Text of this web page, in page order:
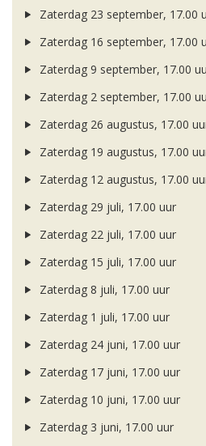
Zaterdag 23 september, 17.00
Zaterdag 16 september, 17.00
Zaterdag 9 september, 17.00
Zaterdag 2 september, 17.00
Zaterdag 26 augustus, 17.00
Zaterdag 19 augustus, 17.00
Zaterdag 12 augustus, 17.00
Zaterdag 29 juli, 17.00 uur
Zaterdag 22 juli, 17.00 uur
Zaterdag 15 juli, 17.00 uur
Zaterdag 8 juli, 17.00 uur
Zaterdag 1 juli, 17.00 uur
Zaterdag 24 juni, 17.00 uur
Zaterdag 17 juni, 17.00 uur
Zaterdag 10 juni, 17.00 uur
Zaterdag 3 juni, 17.00 uur